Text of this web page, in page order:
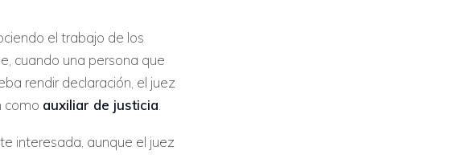
el trabajo de los
cuando una persona que
rendir declaración, el juez
como auxiliar de justicia
interesada, aunque el juez